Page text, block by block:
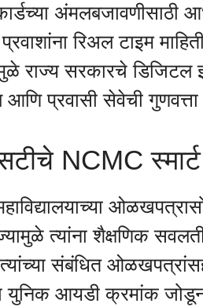
अंमलबजावणीसाठी
रिअल टाइम
राज्य सरकारचे डिजिटल
आणि प्रवासी सेवेची
NCMC स्मार्ट
महाविद्यालयाच्या
त्यांना शैक्षणिक
संबंधित
युनिक आयडी क्रमांक